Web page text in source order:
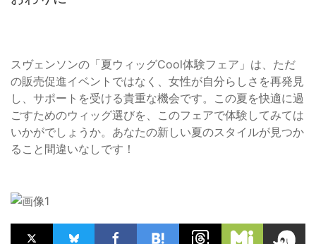
スヴェンソンの「夏ウィッグCool体験フェア」は、ただ
の販売促進イベントではなく、女性が自分らしさを再発見
し、サポートを受ける貴重な機会です。この夏を快適に過
ごすためのウィッグ選びを、このフェアで体験してみては
いかがでしょうか。あなたの新しい夏のスタイルが見つか
ること間違いなしです！